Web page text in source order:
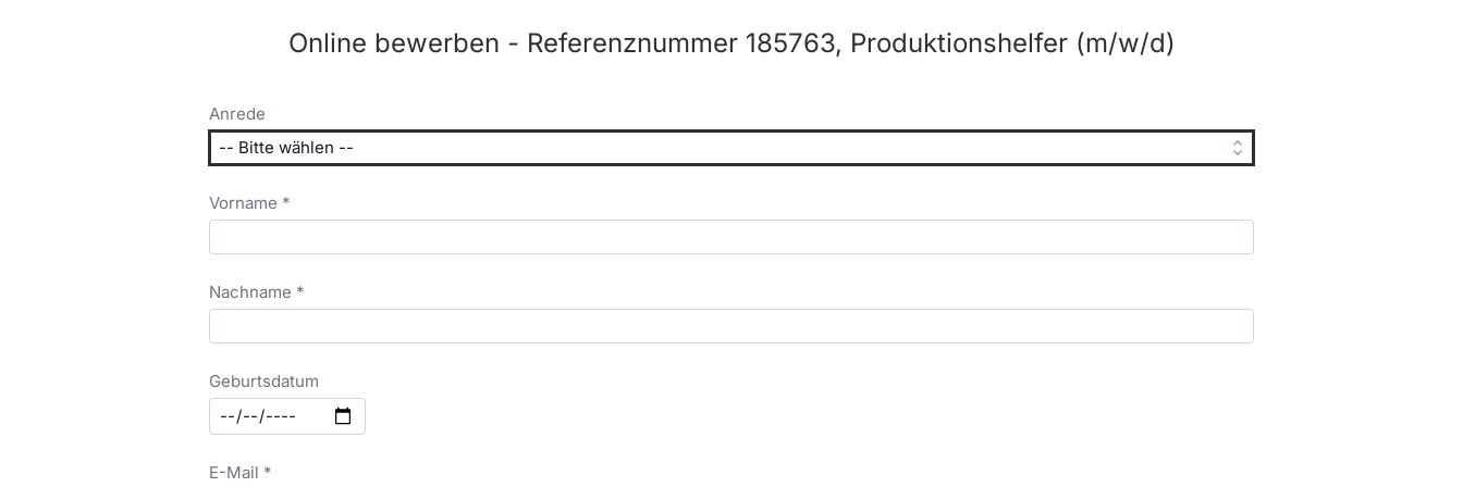
Online bewerben - Referenznummer 185763, Produktionshelfer (m/w/d)
Anrede
Vorname *
Nachname *
Geburtsdatum
E-Mail *